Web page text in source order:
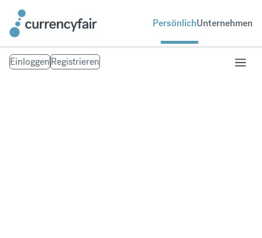
PersönlichUnternehmen
EinloggenRegistrieren